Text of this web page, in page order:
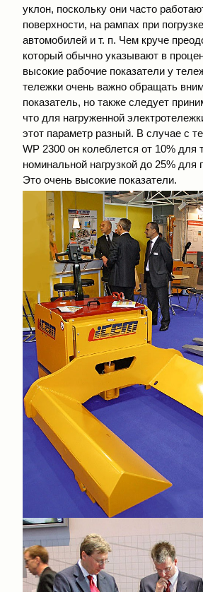
уклон, поскольку они часто
поверхности, на рампах при
автомобилей и т. п. Чем круче
который обычно указывают в
высокие рабочие показатели у
тележки очень важно обращать
показатель, но также следует
что для нагруженной
этот параметр разный. В случае с
WP 2300 он колеблется от 10% для
номинальной нагрузкой до 25% для
Это очень высокие показатели.